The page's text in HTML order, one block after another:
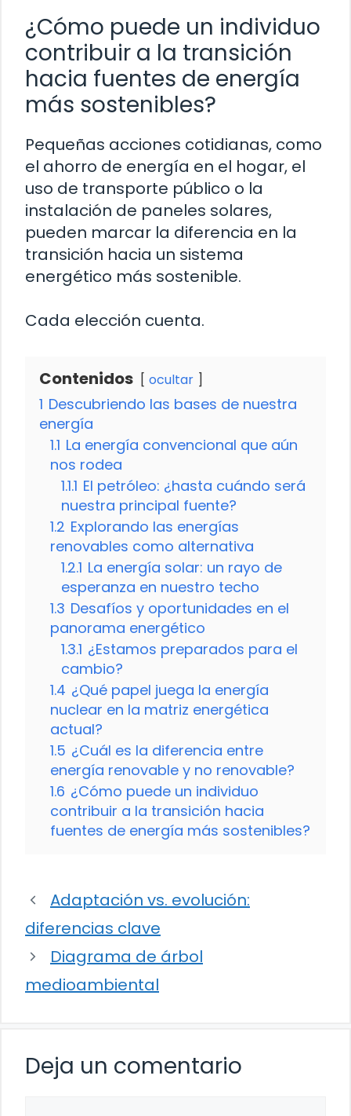
¿Cómo puede un individuo
contribuir a la transición
hacia fuentes de energía
más sostenibles?
Pequeñas acciones cotidianas, como
el ahorro de energía en el hogar, el
uso de transporte público o la
instalación de paneles solares,
pueden marcar la diferencia en la
transición hacia un sistema
energético más sostenible.
Cada elección cuenta.
Contenidos ocultar
1 Descubriendo las bases de nuestra
energía
1.1 La energía convencional que aún
nos rodea
1.1.1 El petróleo: ¿hasta cuándo será
nuestra principal fuente?
1.2 Explorando las energías
renovables como alternativa
1.2.1 La energía solar: un rayo de
esperanza en nuestro techo
1.3 Desafíos y oportunidades en el
panorama energético
1.3.1 ¿Estamos preparados para el
cambio?
1.4 ¿Qué papel juega la energía
nuclear en la matriz energética
actual?
1.5 ¿Cuál es la diferencia entre
energía renovable y no renovable?
1.6 ¿Cómo puede un individuo
contribuir a la transición hacia
fuentes de energía más sostenibles?
Adaptación vs. evolución:
diferencias clave
Diagrama de árbol
medioambiental
Deja un comentario